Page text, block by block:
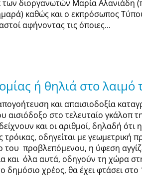
των διοργανωτών Μαρία
καθώς και ο εκπρόσωπος
αφήνοντας τις όποιες...
ή θηλιά στο λαιμό
και απαισιοδοξία
αισιόδοξο στο τελευταίο γκάλοπ
και οι αριθμοί, δηλαδή
τρόικας, οδηγείται με
του προβλεπόμενου, η ύφεση
και όλα αυτά, οδηγούν τη χώρα
δημόσιο χρέος, θα έχει φτάσει στο